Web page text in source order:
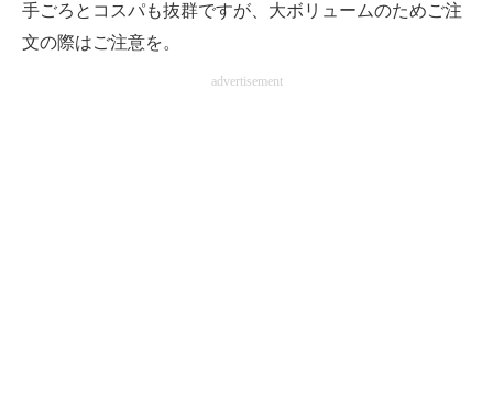
手ごろとコスパも抜群ですが、大ボリュームのためご注
文の際はご注意を。
advertisement